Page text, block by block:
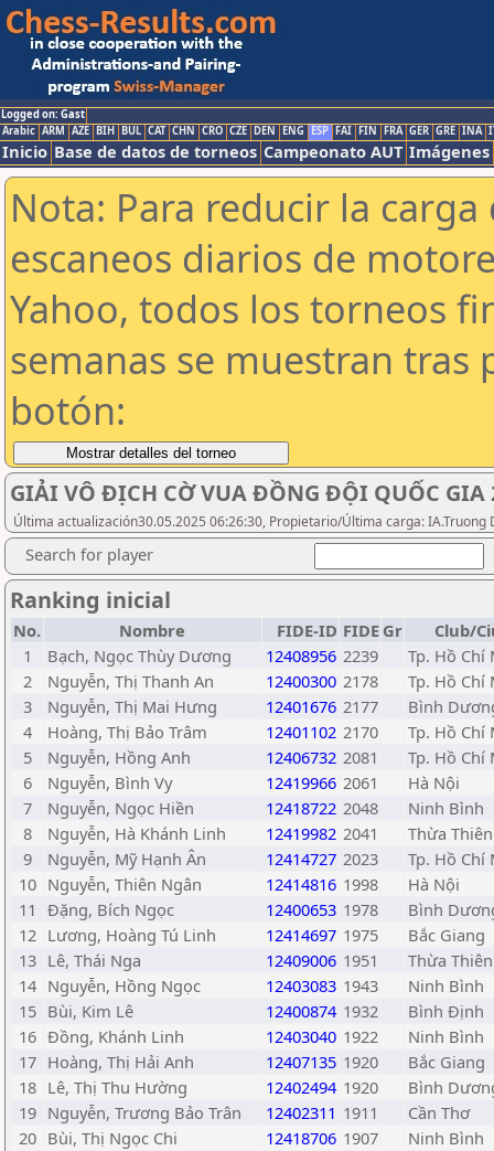
Logged on: Gast
Arabic ARM AZE BIH BUL CAT CHN CRO CZE DEN ENG ESP FAI FIN FRA GER GRE INA
Inicio Base de datos de torneos Campeonato AUT Imágenes
Nota: Para reducir la
escaneos diarios de
Yahoo, todos los torneos
semanas se muestran tras
botón:
GIẢI VÔ ĐỊCH CỜ VUA ĐỒNG ĐỘI QUỐC GIA
Última actualización30.05.2025 06:26:30, Propietario/Última carga: IA.Truong
Search for player
Ranking inicial
No. Nombre FIDE-ID FIDE Gr
Club/
1
Bạch, Ngọc Thùy Dương 12408956 2239
Tp. Hồ Chí
2
Nguyễn, Thị Thanh An 12400300 2178
Tp. Hồ Chí
3
Nguyễn, Thị Mai Hưng 12401676 2177
Bình
4
Hoàng, Thị Bảo Trâm 12401102 2170
Tp. Hồ Chí
5
Nguyễn, Hồng Anh 12406732 2081
Tp. Hồ Chí
6
Nguyễn, Bình Vy 12419966 2061
Hà Nội
7
Nguyễn, Ngọc Hiền 12418722 2048
Ninh Bình
8
Nguyễn, Hà Khánh Linh 12419982 2041
Thừa
9
Nguyễn, Mỹ Hạnh Ân 12414727 2023
Tp. Hồ Chí
10 Nguyễn, Thiên Ngân 12414816 1998
Hà Nội
11 Đặng, Bích Ngọc 12400653 1978
Bình
12 Lương, Hoàng Tú Linh 12414697 1975
Bắc Giang
13 Lê, Thái Nga 12409006 1951
Thừa
14 Nguyễn, Hồng Ngọc 12403083 1943
Ninh Bình
15 Bùi, Kim Lê 12400874 1932
Bình Định
16 Đồng, Khánh Linh 12403040 1922
Ninh Bình
17 Hoàng, Thị Hải Anh 12407135 1920
Bắc Giang
18 Lê, Thị Thu Hường 12402494 1920
Bình
19 Nguyễn, Trương Bảo Trân 12402311 1911
Cần Thơ
20 Bùi, Thị Ngọc Chi 12418706 1907
Ninh Bình